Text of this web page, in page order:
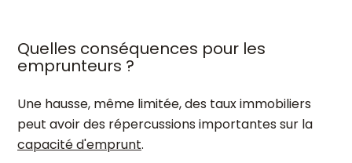
Quelles conséquences pour les
emprunteurs ?
Une hausse, même limitée, des taux immobiliers
peut avoir des répercussions importantes sur la
capacité d'emprunt.